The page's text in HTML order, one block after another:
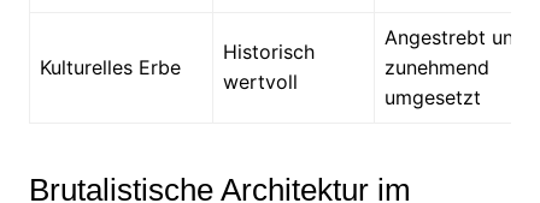
Kulturelles Erbe
Historisch
wertvoll
Angestrebt und
zunehmend
umgesetzt
Brutalistische Architektur im